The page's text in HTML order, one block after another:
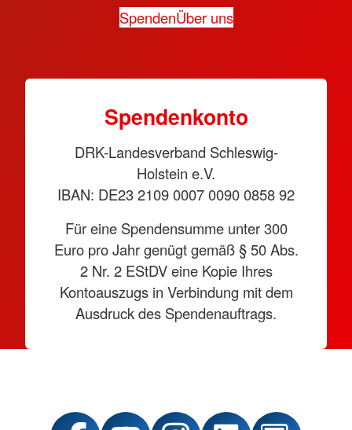
SpendenÜber uns
Spendenkonto
DRK-Landesverband Schleswig-
Holstein e.V.
IBAN: DE23 2109 0007 0090 0858 92
Für eine Spendensumme unter 300
Euro pro Jahr genügt gemäß § 50 Abs.
2 Nr. 2 EStDV eine Kopie Ihres
Kontoauszugs in Verbindung mit dem
Ausdruck des Spendenauftrags.